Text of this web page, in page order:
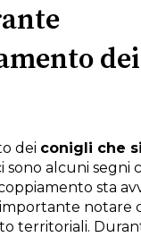
dei
dei conigli che
sono alcuni segni
sta
notare
territoriali.